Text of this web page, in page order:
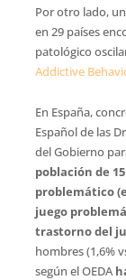
Por otro lado,
en 29 países
patológico
Addictive
En España,
Español de las
del Gobierno
población de
problemático
juego
trastorno del
hombres (1,6%
según el OEDA